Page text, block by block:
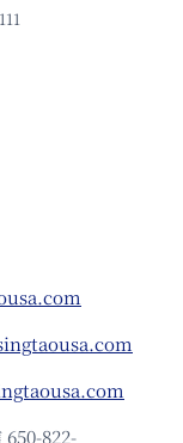
650-822-